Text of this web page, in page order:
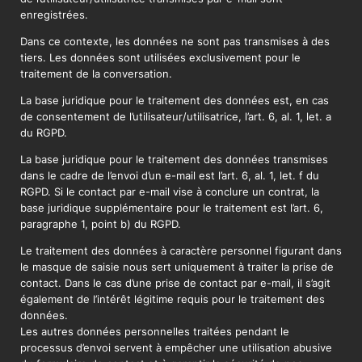
enregistrées.
Dans ce contexte, les données ne sont pas transmises à des
tiers. Les données sont utilisées exclusivement pour le
traitement de la conversation.
La base juridique pour le traitement des données est, en cas
de consentement de l’utilisateur/utilisatrice, l’art. 6, al. 1, let. a
du RGPD.
La base juridique pour le traitement des données transmises
dans le cadre de l’envoi d’un e-mail est l’art. 6, al. 1, let. f du
RGPD. Si le contact par e-mail vise à conclure un contrat, la
base juridique supplémentaire pour le traitement est l’art. 6,
paragraphe 1, point b) du RGPD.
Le traitement des données à caractère personnel figurant dans
le masque de saisie nous sert uniquement à traiter la prise de
contact. Dans le cas d’une prise de contact par e-mail, il s’agit
également de l’intérêt légitime requis pour le traitement des
données.
Les autres données personnelles traitées pendant le
processus d’envoi servent à empêcher une utilisation abusive